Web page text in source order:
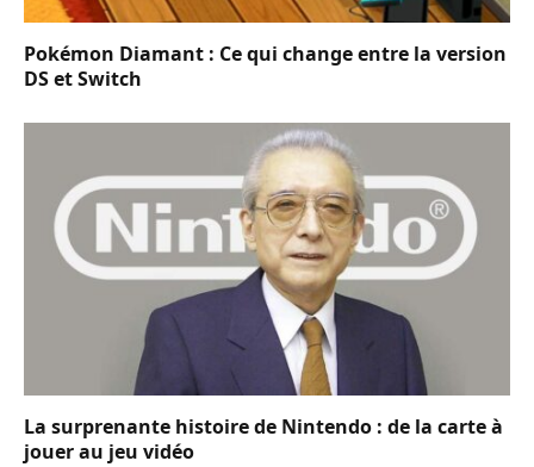
Pokémon Diamant : Ce qui change entre la version
DS et Switch
La surprenante histoire de Nintendo : de la carte à
jouer au jeu vidéo